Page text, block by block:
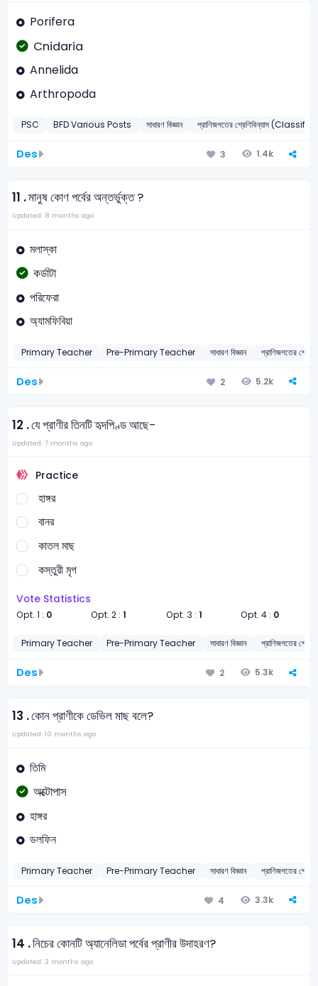
Porifera
Cnidaria
Annelida
Arthropoda
PSC BFD Various Posts সাধারণ বিজ্ঞান প্রাণিজগতের শ্রেণিবিন্যাস
Des 3 1.4k
11 .মানুষ কোণ পর্বের অন্তর্ভুক্ত ?
Updated: 8 months ago
মলাস্কা
কর্ডাটা
পরিফেরা
অ্যামফিবিয়া
Primary Teacher Pre-Primary Teacher সাধারণ বিজ্ঞান প্রাণিজগতের
Des 2 5.2k
12 .যে প্রাণীর তিনটি হৃদপিণ্ড আছে-
Updated: 7 months ago
Practice
হাঙ্গর
বানর
কাতল মাছ
কস্তুরী মৃগ
Vote Statistics
Opt. 1 : 0 Opt. 2 :1 Opt. 3 : 1 Opt. 4 : 0
Primary Teacher Pre-Primary Teacher সাধারণ বিজ্ঞান প্রাণিজগতের
Des 2 5.3k
13 .কোন প্রাণীকে ডেভিল মাছ বলে?
Updated: 10 months ago
তিমি
অক্টোপাস
হাঙ্গর
ডলফিন
Primary Teacher Pre-Primary Teacher সাধারণ বিজ্ঞান প্রাণিজগতের
Des 4 3.3k
14 .নিচের কোনটি অ্যানেলিডা পর্বের প্রাণীর উদাহরণ?
Updated: 3 months ago